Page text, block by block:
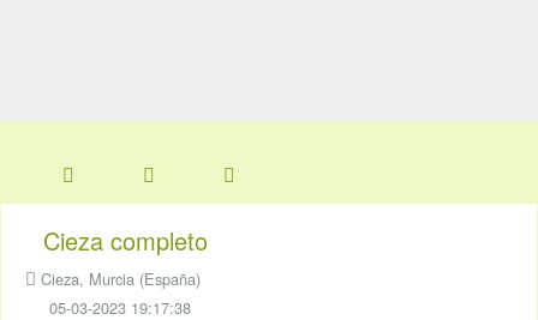
Cieza completo
Cieza, Murcia (España)
05-03-2023 19:17:38